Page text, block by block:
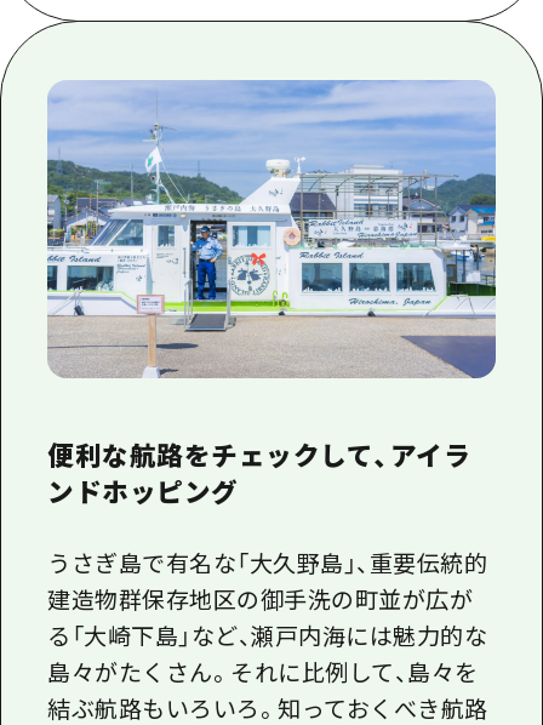
日帰り
半日
1泊2日
2泊3日
広島おもてなしパス
観光案内所
広島県を訪れる外国人旅行者向け情報一
ボランティアガイド
ユニバーサルツーリズム
ガイドブック
広島県の魅力を動画でご紹介！
メディア掲載情報
フォトダウンロード
関連リンク
便利な航路をチェックして、アイラ
ンドホッピング
うさぎ島で有名な「大久野島」、重要伝統的
建造物群保存地区の御手洗の町並が広が
る「大崎下島」など、瀬戸内海には魅力的な
島々がたくさん。それに比例して、島々を
結ぶ航路もいろいろ。知っておくべき航路